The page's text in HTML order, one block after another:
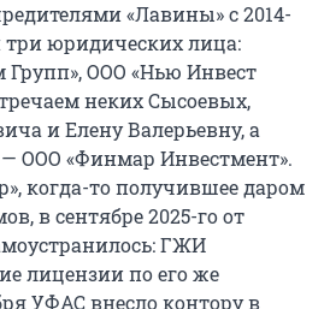
«Лавины» с 2014-
три юридических лица:
Групп», ООО «Нью Инвест
неких Сысоевых,
и Елену Валерьевну, а
ООО «Финмар Инвестмент».
когда-то получившее даром
в сентябре 2025-го от
ГЖИ
лицензии по его же
УФАС внесло контору в